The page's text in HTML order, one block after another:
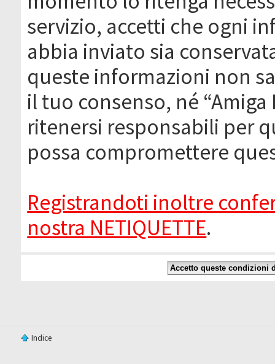
servizio, accetti che ogni
abbia inviato sia
queste informazioni non
il tuo consenso, né
ritenersi responsabili per
possa compromettere
Registrandoti inoltre
nostra NETIQUETTE.
Indice